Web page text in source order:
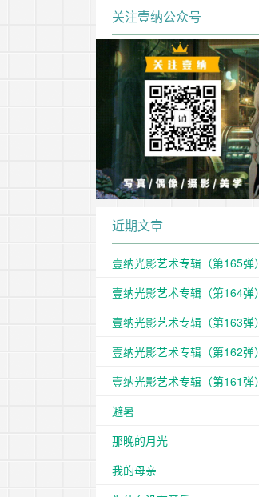
关注壹纳公众号
近期文章
壹纳光影艺术专辑（第165弹）
壹纳光影艺术专辑（第164弹）
壹纳光影艺术专辑（第163弹）
壹纳光影艺术专辑（第162弹）
壹纳光影艺术专辑（第161弹）
避暑
那晚的月光
我的母亲